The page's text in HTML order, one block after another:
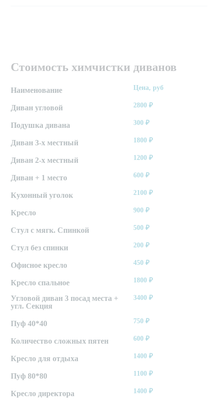
Стоимость химчистки диванов
Наименование Цена, руб
Диван угловой 2800 ₽
Подушка дивана 300 ₽
Диван 3-х местный 1800 ₽
Диван 2-х местный 1200 ₽
Диван + 1 место 600 ₽
Кухонный уголок 2100 ₽
Кресло 900 ₽
Стул с мягк. Спинкой 500 ₽
Стул без спинки 200 ₽
Офисное кресло 450 ₽
Кресло спальное 1800 ₽
Угловой диван 3 посад места +
угл. Секция
3400 ₽
Пуф 40*40 750 ₽
Количество сложных пятен 600 ₽
Кресло для отдыха 1400 ₽
Пуф 80*80 1100 ₽
Кресло директора 1400 ₽